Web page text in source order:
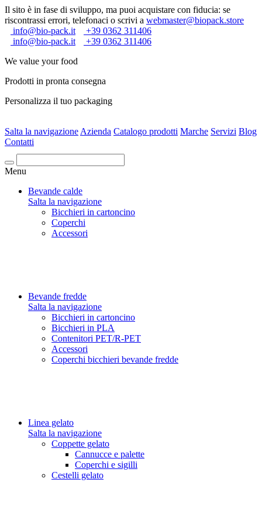
Il sito è in fase di sviluppo, ma puoi acquistare con fiducia: se
riscontrassi errori, telefonaci o scrivi a webmaster@biopack.store
info@bio-pack.it
+39 0362 311406
info@bio-pack.it
+39 0362 311406
We value your food
Prodotti in pronta consegna
Personalizza il tuo packaging
Salta la navigazione Azienda Catalogo prodotti Marche Servizi Blog
Contatti
Cerca
Menu
Bevande calde
Salta la navigazione
Bicchieri in cartoncino
Coperchi
Accessori
Bevande fredde
Salta la navigazione
Bicchieri in cartoncino
Bicchieri in PLA
Contenitori PET/R-PET
Accessori
Coperchi bicchieri bevande fredde
Linea gelato
Salta la navigazione
Coppette gelato
Cannucce e palette
Coperchi e sigilli
Cestelli gelato